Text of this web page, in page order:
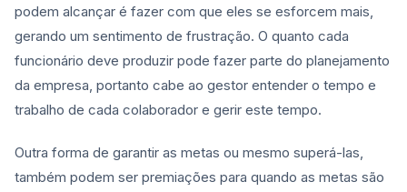
podem alcançar é fazer com que eles se esforcem mais,
gerando um sentimento de frustração. O quanto cada
funcionário deve produzir pode fazer parte do planejamento
da empresa, portanto cabe ao gestor entender o tempo e
trabalho de cada colaborador e gerir este tempo.
Outra forma de garantir as metas ou mesmo superá-las,
também podem ser premiações para quando as metas são